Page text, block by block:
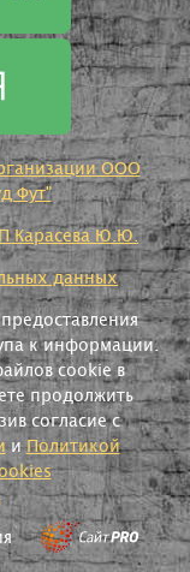
ООО
Фут"
Карасева Ю.Ю.
данных
к информации.
cookie в
продолжить
согласие с
иПолитикой